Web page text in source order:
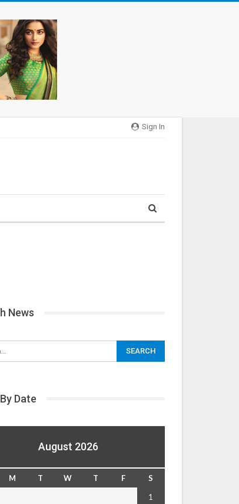
Sign In
News
Date
August 2026
M T W T F
S
1